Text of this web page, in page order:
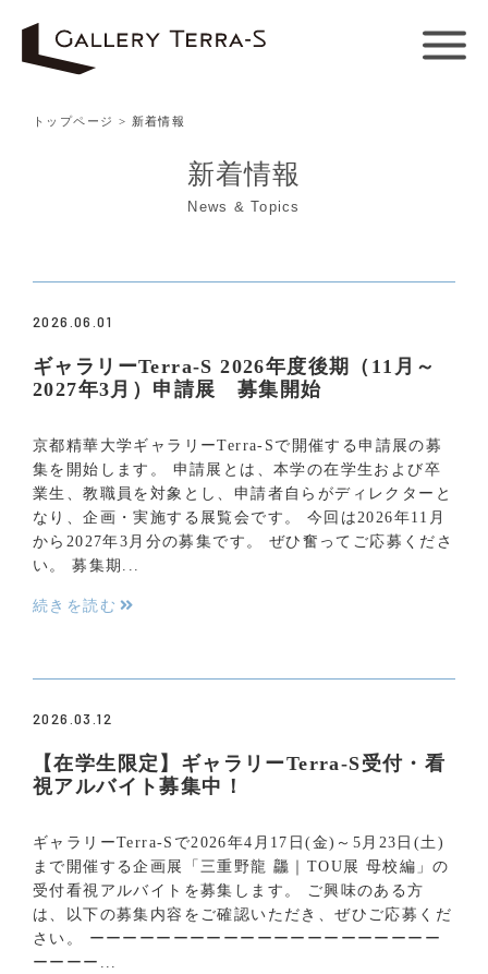
トップページ > 新着情報
新着情報
News & Topics
2026.06.01
ギャラリーTerra-S 2026年度後期（11月～
2027年3月）申請展 募集開始
京都精華大学ギャラリーTerra-Sで開催する申請展の募
集を開始します。 申請展とは、本学の在学生および卒
業生、教職員を対象とし、申請者自らがディレクターと
なり、企画・実施する展覧会です。 今回は2026年11月
から2027年3月分の募集です。 ぜひ奮ってご応募くださ
い。 募集期...
続きを読む
2026.03.12
【在学生限定】ギャラリーTerra-S受付・看
視アルバイト募集中！
ギャラリーTerra-Sで2026年4月17日(金)～5月23日(土)
まで開催する企画展「三重野龍 龘｜TOU展 母校編」の
受付看視アルバイトを募集します。 ご興味のある方
は、以下の募集内容をご確認いただき、ぜひご応募くだ
さい。 ーーーーーーーーーーーーーーーーーーーーー
ーーーー...